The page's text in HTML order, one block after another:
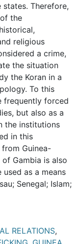
Therefore,
the
religious
a crime,
the situation
the Koran in a
To this
frequently forced
but also as a
the institutions
in this
Guinea-
Gambia is also
as a means
Senegal; Islam;
RELATIONS,